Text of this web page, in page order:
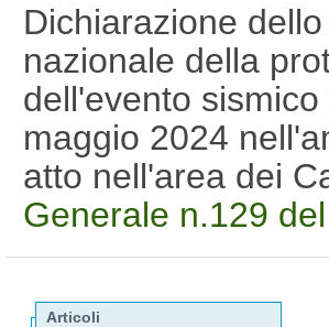
Dichiarazione
nazionale della
dell'evento
maggio 2024
atto nell'area dei
Generale n.129